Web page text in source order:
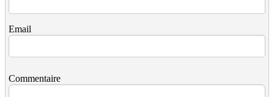
Email
Commentaire